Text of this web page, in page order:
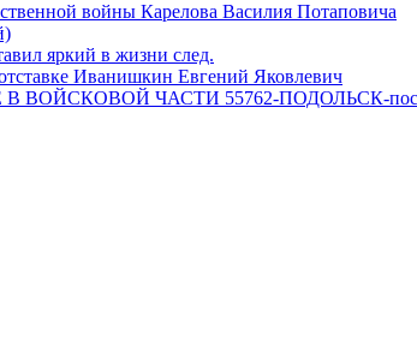
войны Карелова Василия Потаповича
яркий в жизни след.
Иванишкин Евгений Яковлевич
ЧАСТИ 55762-ПОДОЛЬСК-